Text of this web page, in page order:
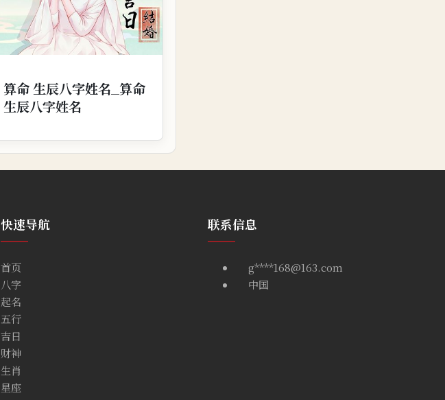
算命 生辰八字姓名_算命
生辰八字姓名
快速导航
首页
八字
起名
五行
吉日
财神
生肖
星座
联系信息
g****168@163.com
中国